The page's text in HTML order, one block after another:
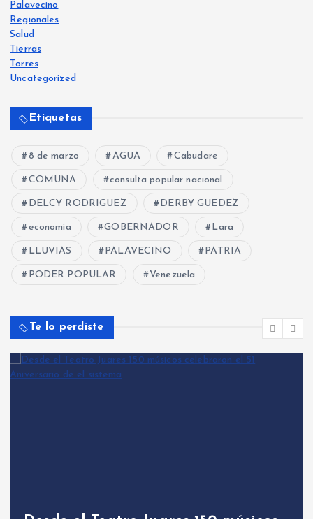
Palavecino
Regionales
Salud
Tierras
Torres
Uncategorized
Etiquetas
8 de marzo AGUA Cabudare
COMUNA consulta popular nacional
DELCY RODRIGUEZ DERBY GUEDEZ
economia GOBERNADOR Lara
LLUVIAS PALAVECINO PATRIA
PODER POPULAR Venezuela
Te lo perdiste